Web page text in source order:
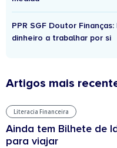
PPR SGF Doutor
dinheiro a trabalhar por si
Artigos mais
Literacia Financeira
Ainda tem Bilhete de
para viajar